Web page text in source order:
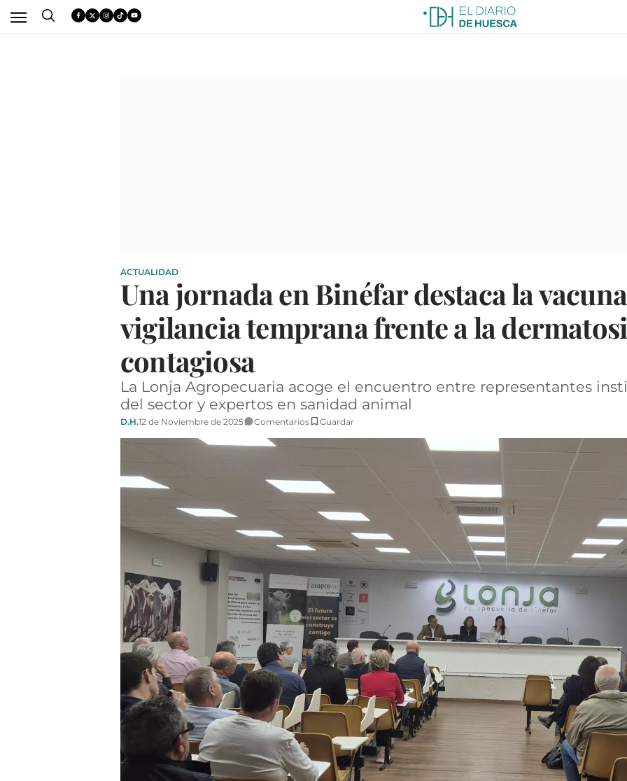
ACTUALIDAD
Una jornada en Binéfar destaca la
vigilancia temprana frente a la
contagiosa
La Lonja Agropecuaria acoge el encuentro entre representantes
del sector y expertos en sanidad animal
D.H.12 de Noviembre de 2025 Comentarios Guardar